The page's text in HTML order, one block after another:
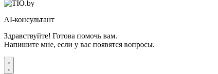
AI-консультант
Здравствуйте! Готова помочь вам.
Напишите мне, если у вас появятся вопросы.